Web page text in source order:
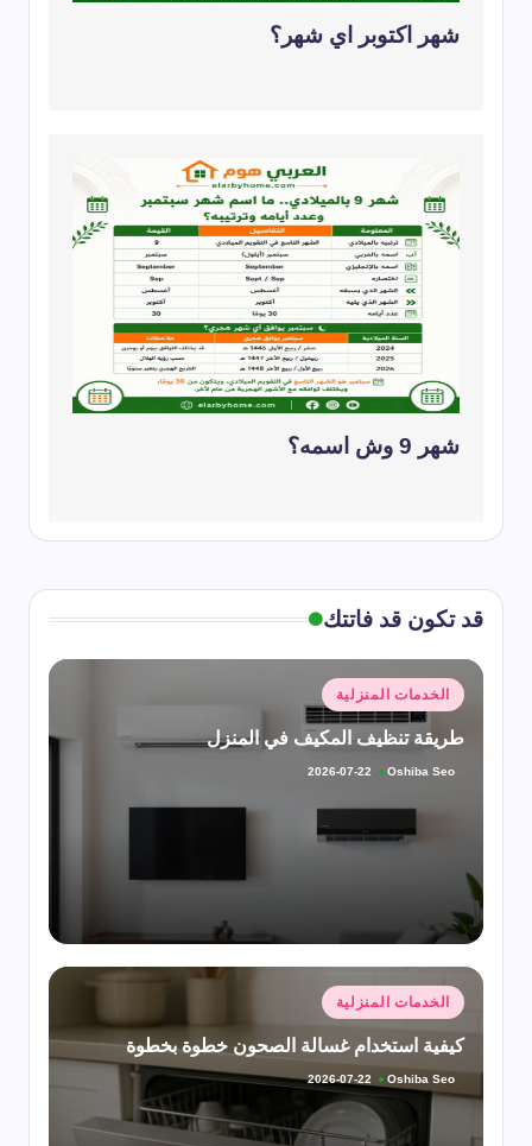
شهر اكتوبر اي شهر؟
شهر 9 وش اسمه؟
قد تكون قد فاتتك
نُشر
في
الخدمات المنزلية
طريقة تنظيف المكيف في المنزل
تمّ
Oshiba Seo
2026-07-22
نُشرالخدمات المنزلية
كيفية استخدام غسالة الصحون خطوة بخطوة
تمّ
النشر
Oshiba Seo
2026-07-22